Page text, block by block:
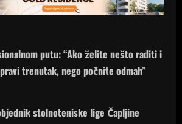
putu: “Ako želite nešto raditi i
trenutak, nego počnite odmah”
stolnoteniske lige Čapljine